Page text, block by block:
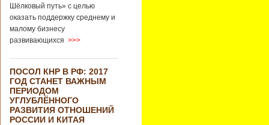
Шёлковый путь» с целью
оказать поддержку среднему и
малому бизнесу
развивающихся >>>
ПОСОЛ КНР В РФ: 2017
ГОД СТАНЕТ ВАЖНЫМ
ПЕРИОДОМ
УГЛУБЛЁННОГО
РАЗВИТИЯ ОТНОШЕНИЙ
РОССИИ И КИТАЯ